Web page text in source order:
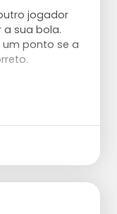
jogador
sua bola.
ponto se a